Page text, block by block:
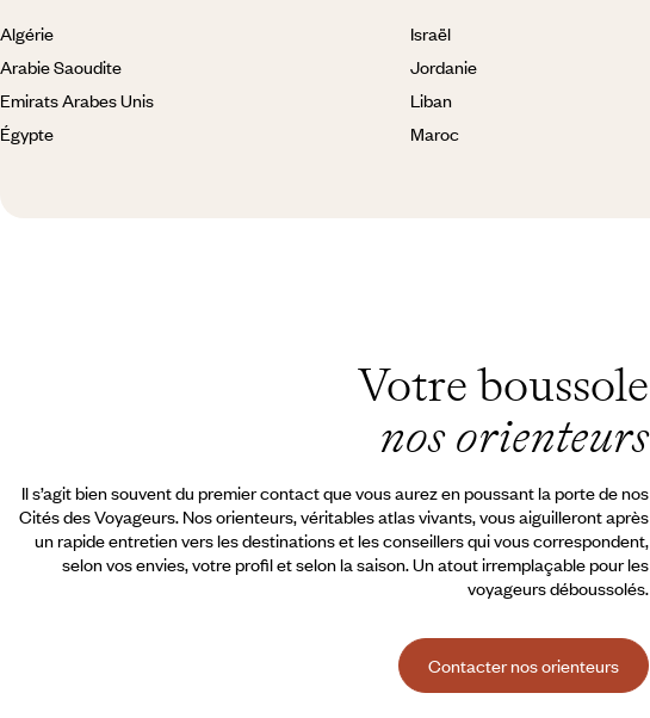
Algérie
Arabie Saoudite
Emirats Arabes Unis
Égypte
Israël
Jordanie
Liban
Maroc
Votre boussole
nos orienteurs
Il s’agit bien souvent du premier contact que vous aurez en poussant la porte de nos
Cités des Voyageurs. Nos orienteurs, véritables atlas vivants, vous aiguilleront après
un rapide entretien vers les destinations et les conseillers qui vous correspondent,
selon vos envies, votre profil et selon la saison. Un atout irremplaçable pour les
voyageurs déboussolés.
Contacter nos orienteurs